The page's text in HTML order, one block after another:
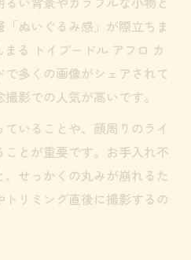
長い耳の組み合わせが可
のトイプードルアフロカ
ロカットを上手に伝える
ぬいぐるみ感」が際立ちま
る トイプードル アフロ カ
多くの画像がシェアされて
影での人気が高いです。
いることや、顔周りのライ
とが重要です。お手入れ不
せっかくの丸みが崩れるた
リミング直後に撮影するの